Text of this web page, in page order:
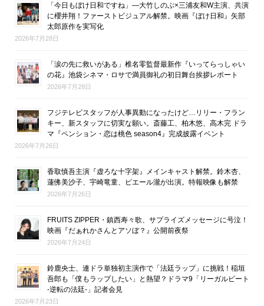
「今日もぼけ日和ですね」―大竹しのぶ×三浦友和W主演、共演
に櫻井翔！ファーストビジュアル解禁。映画『ぼけ日和』矢部
太郎原作を実写化
2026年7月28日
「涙の先に救いがある」椎名零監督最新作『いってらっしゃい
の花』池袋シネマ・ロサで満員御礼の初日舞台挨拶レポート
2026年7月28日
フジテレビスタッフが人事異動になったけど…リリー・フラン
キー、新スタッフに切実な願い。斎藤工、柏木悠、高木完 ドラ
マ『ペンション・恋は桃色 season4』完成披露イベント
2026年7月26日
香取慎吾主演『虚ろな十字架』メインキャスト解禁。鈴木杏、
蓮佛美沙子、宇崎竜童、ピエール瀧が出演。特報映像も解禁
2026年7月26日
FRUITS ZIPPER・鎮西寿々歌、サプライズメッセージに号泣！
映画『だぁれかさんとアソぼ？』公開前夜祭
2026年7月24日
鈴鹿央士、連ドラ単独初主演作で「法廷ラップ」に挑戦！稲垣
吾郎も「僕もラップしたい」と熱望？ドラマ9「リーガルビート
-逆転の法廷-」記者会見
2026年7月23日